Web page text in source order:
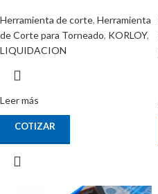
Herramienta de corte, Herramienta
de Corte para Torneado, KORLOY,
LIQUIDACION
Leer más
COTIZAR